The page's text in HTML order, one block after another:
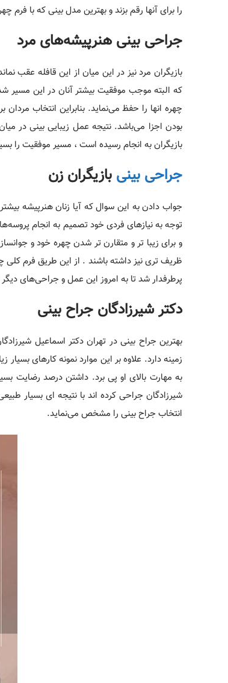
را برای آنها رقم بزند و بهترین مدل بینی که با
جراحی بینی هنرپیشه‌های مرد
بازیگران مرد نیز در این میان از این قافله عقب
که البته موجب موفقیت بیشتر آنان در این مسیر
چهره انها را حفظ می‌نماید. بنابراین انتخاب
بودن اجزا می‌باشد. نتیجه عمل زیبایی بینی در
بازیگران به انجام رسیده است ، مسیر موفقیت را
جراحی بینی بازیگران زن
جواب دادن به این سوال که آیا زنان هنرپیشه
توجه به نیاز‌های فردی خود تصمیم به انجام
و برای زیبا تر و متقارن تر شدن چهره خود و
ظریف تری نیز داشته باشند . از این طریق فرم کلی
پرطرفدار شد تا به امروز این عمل و جراحی‌های
دکتر شیرزادگان جراح بینی
بهترین جراح بینی در تهران دکتر اسماعیل
زمینه دارد. علاوه بر این موارد نمونه کارهای
به مهارت بالای او پی برد. داشتن درصد رضایت
شیرزادگان جراحی کرده اند با نتیجه ای بسیار
انتخاب جراح بینی را مشخص می‌نماید.